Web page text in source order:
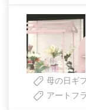
母の日ギ
アートフ